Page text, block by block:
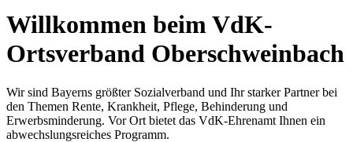
Willkommen beim VdK-
Ortsverband Oberschweinbach
Wir sind Bayerns größter Sozialverband und Ihr starker Partner bei
den Themen Rente, Krankheit, Pflege, Behinderung und
Erwerbsminderung. Vor Ort bietet das VdK-Ehrenamt Ihnen ein
abwechslungsreiches Programm.